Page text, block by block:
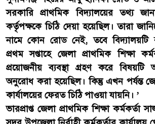
সরকারি প্রাথমিক বিদ্যালয়ের তথ্য
কর্তৃপক্ষকে চিঠি দেয়া হয়েছিল। তারা
নামে কোন রোড নেই, তবে বিদ্যালয়টি
প্রথম সপ্তাহে জেলা প্রাথমিক শিক্ষা
প্রয়োজনীয় ব্যবস্থা গ্রহণ করে
অনুরোধ করা হয়েছিল। কিন্তু এখন পর্যন্ত
কার্যালয়ের ফেরত চিঠি পাওয়া যায়নি। ’
ভারপ্রাপ্ত জেলা প্রাথমিক শিক্ষা কর্মকর্তা